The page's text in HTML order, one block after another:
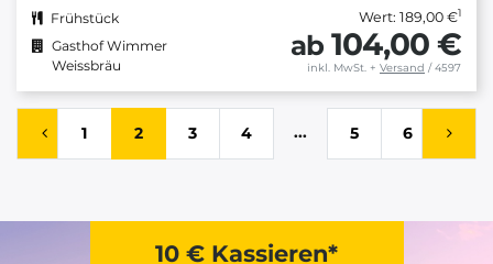
Frühstück
Gasthof Wimmer
Weissbräu
Wert: 189,00 €1
ab 104,00 €
inkl. MwSt. + Versand / 4597
1 2 3 4 ... 5 6
10 € Kassieren*